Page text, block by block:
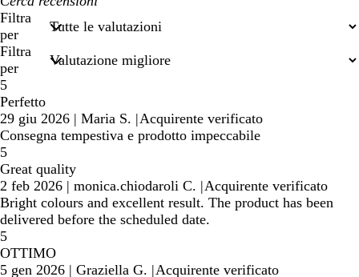
miei
termini
di
ricerca
Filtra
per
Filtra
per
5
Perfetto
29 giu 2026 | Maria S. |Acquirente verificato
Consegna tempestiva e prodotto impeccabile
5
Great quality
2 feb 2026 | monica.chiodaroli C. |Acquirente verificato
Bright colours and excellent result. The product has been
delivered before the scheduled date.
5
OTTIMO
5 gen 2026 | Graziella G. |Acquirente verificato